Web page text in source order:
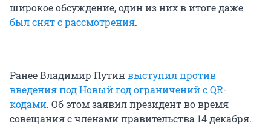
широкое обсуждение, один из них в итоге даже
был снят с рассмотрения.
Ранее Владимир Путинвыступил против
введения под Новый год ограничений с QR-
кодами. Об этом заявил президент во время
совещания с членами правительства 14 декабря.